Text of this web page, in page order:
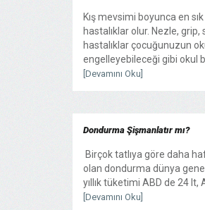
Kış mevsimi boyunca en
hastalıklar olur. Nezle, grip,
hastalıklar çocuğunuzun
engelleyebileceği gibi okul
[Devamını Oku]
Dondurma Şişmanlatır mı?
Birçok tatlıya göre daha
olan dondurma dünya
yıllık tüketimi ABD de 24 lt,
[Devamını Oku]